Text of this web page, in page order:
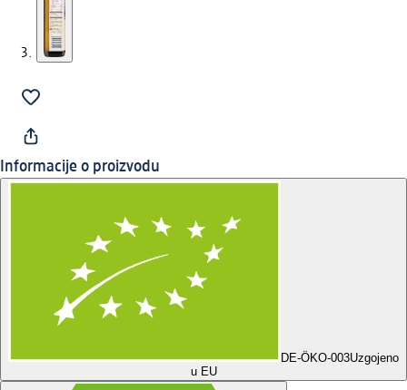
Informacije o proizvodu
DE-ÖKO-003Uzgojeno
u EU